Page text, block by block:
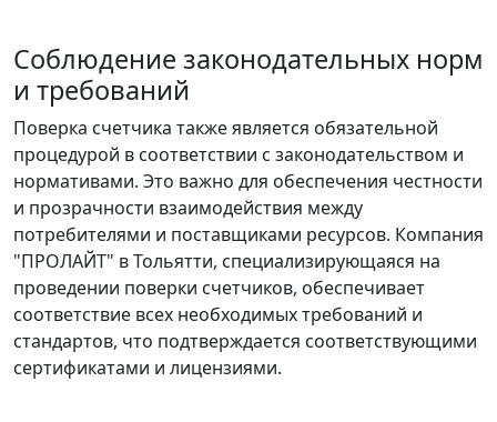
Соблюдение законодательных норм
и требований
Поверка счетчика также является обязательной
процедурой в соответствии с законодательством и
нормативами. Это важно для обеспечения честности
и прозрачности взаимодействия между
потребителями и поставщиками ресурсов. Компания
"ПРОЛАЙТ" в Тольятти, специализирующаяся на
проведении поверки счетчиков, обеспечивает
соответствие всех необходимых требований и
стандартов, что подтверждается соответствующими
сертификатами и лицензиями.